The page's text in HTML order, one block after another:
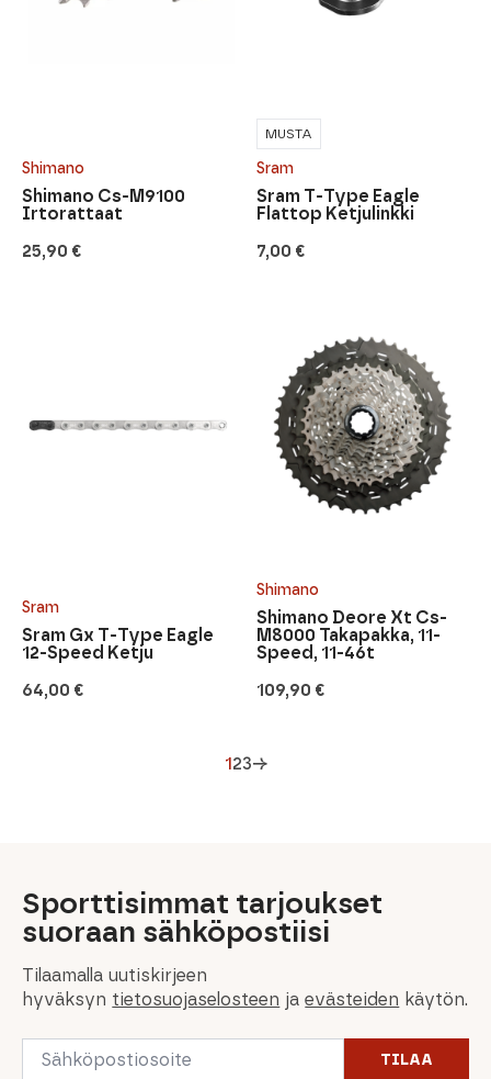
Shimano
25,90 €
Shimano Cs-M9100
Irtorattaat
Sram
7,00 €
Sram T-Type Eagle
Flattop Ketjulinkki
MUSTA
Sram
64,00 €
Sram Gx T-Type Eagle
12-Speed Ketju
Shimano
109,90 €
Shimano Deore Xt Cs-
M8000 Takapakka, 11-
Speed, 11-46t
123→
Sporttisimmat tarjoukset
suoraan sähköpostiisi
Tilaamalla uutiskirjeen
hyväksyn tietosuojaselosteen jaevästeiden käytön.
Email
TILAA